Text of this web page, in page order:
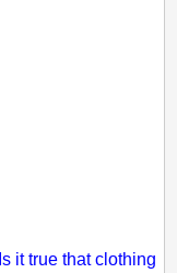
Is it true that clothing